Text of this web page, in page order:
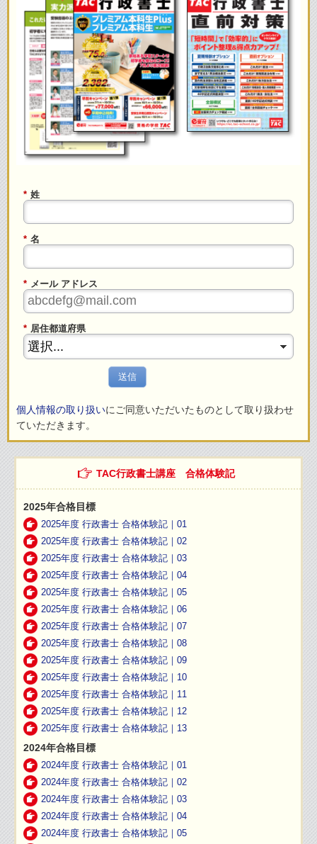
* 姓
* 名
* メール アドレス
* 居住都道府県
送信
個人情報の取り扱いにご同意いただいたものとして取り扱わせ
ていただきます。
TAC行政書士講座 合格体験記
2025年合格目標
2025年度 行政書士 合格体験記｜01
2025年度 行政書士 合格体験記｜02
2025年度 行政書士 合格体験記｜03
2025年度 行政書士 合格体験記｜04
2025年度 行政書士 合格体験記｜05
2025年度 行政書士 合格体験記｜06
2025年度 行政書士 合格体験記｜07
2025年度 行政書士 合格体験記｜08
2025年度 行政書士 合格体験記｜09
2025年度 行政書士 合格体験記｜10
2025年度 行政書士 合格体験記｜11
2025年度 行政書士 合格体験記｜12
2025年度 行政書士 合格体験記｜13
2024年合格目標
2024年度 行政書士 合格体験記｜01
2024年度 行政書士 合格体験記｜02
2024年度 行政書士 合格体験記｜03
2024年度 行政書士 合格体験記｜04
2024年度 行政書士 合格体験記｜05